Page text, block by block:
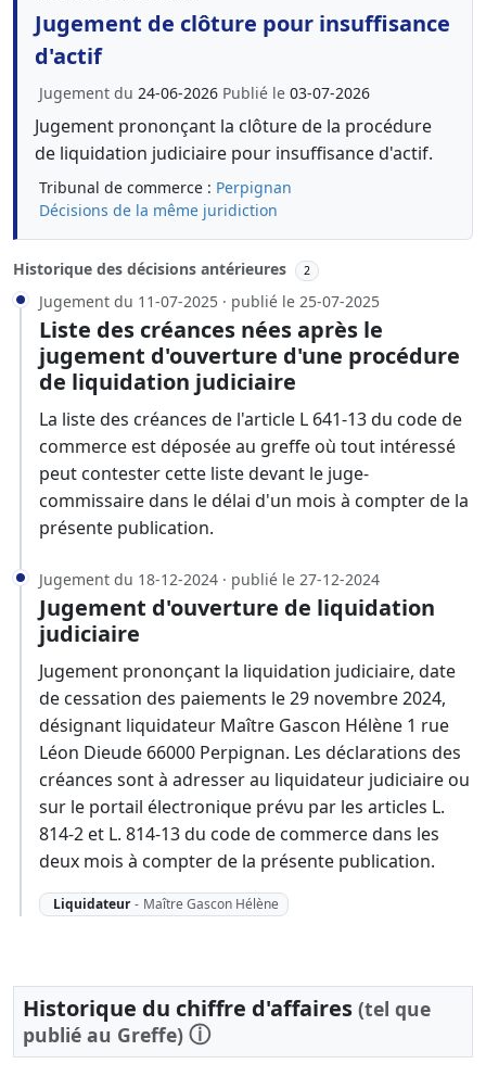
Jugement de clôture pour insuffisance
d'actif
Jugement du 24-06-2026 Publié le 03-07-2026
Jugement prononçant la clôture de la procédure
de liquidation judiciaire pour insuffisance d'actif.
Tribunal de commerce : Perpignan
Décisions de la même juridiction
Historique des décisions antérieures 2
Jugement du 11-07-2025 · publié le 25-07-2025
Liste des créances nées après le
jugement d'ouverture d'une procédure
de liquidation judiciaire
La liste des créances de l'article L 641-13 du code de
commerce est déposée au greffe où tout intéressé
peut contester cette liste devant le juge-
commissaire dans le délai d'un mois à compter de la
présente publication.
Jugement du 18-12-2024 · publié le 27-12-2024
Jugement d'ouverture de liquidation
judiciaire
Jugement prononçant la liquidation judiciaire, date
de cessation des paiements le 29 novembre 2024,
désignant liquidateur Maître Gascon Hélène 1 rue
Léon Dieude 66000 Perpignan. Les déclarations des
créances sont à adresser au liquidateur judiciaire ou
sur le portail électronique prévu par les articles L.
814-2 et L. 814-13 du code de commerce dans les
deux mois à compter de la présente publication.
Liquidateur - Maître Gascon Hélène
Historique du chiffre d'affaires (tel que
publié au Greffe) ⓘ